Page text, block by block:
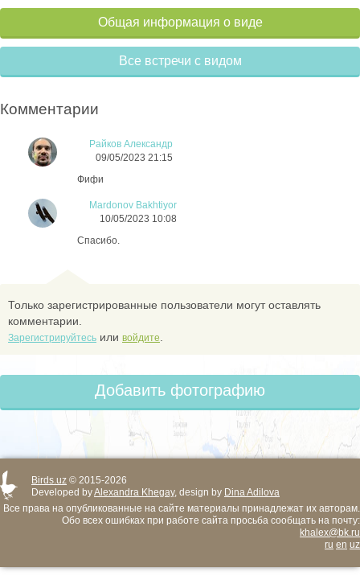
Общая информация о виде
Все встречи с видом
Комментарии
Райков Александр
09/05/2023 21:15
Фифи
Mardonov Bakhtiyor
10/05/2023 10:08
Спасибо.
Только зарегистрированные пользователи могут оставлять
комментарии.
Зарегистрируйтесь или войдите
Добавить фотографию
Birds.uz © 2015-2026
Developed byAlexandra Khegay, design by Dina Adilova
Все права на опубликованные на сайте материалы принадлежат их авторам.
Обо всех ошибках при работе сайта просьба сообщать на почту:
khalex@bk.ru
ru en uz